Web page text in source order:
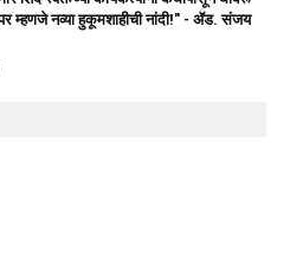
म्हणजे नव्या हुकूमशाहीची नांदी!" - ॲड. संजय